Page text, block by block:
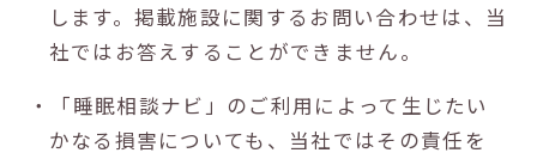
します。掲載施設に関するお問い合わせは、当
社ではお答えすることができません。
・「睡眠相談ナビ」のご利用によって生じたい
かなる損害についても、当社ではその責任を